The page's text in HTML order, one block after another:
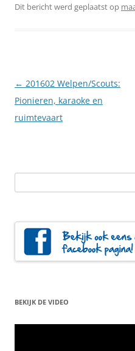
Dit bericht werd geplaatst op
Berichtnavigatie
← 201602 Welpen/Scouts:
Pionieren, karaoke en
ruimtevaart
naar:
BEKIJK DE VIDEO